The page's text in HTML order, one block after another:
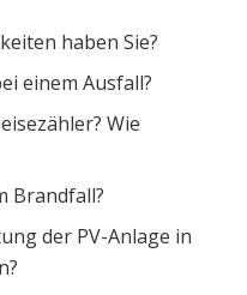
haben Sie?
einem Ausfall?
Wie
Brandfall?
der PV-Anlage in